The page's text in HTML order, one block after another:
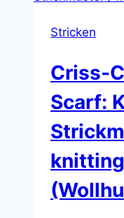
Stricken
Criss-
Scarf: